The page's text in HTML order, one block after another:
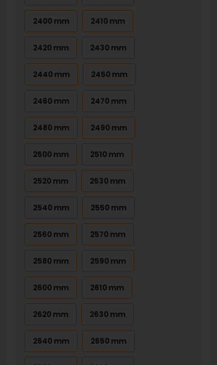
2400 mm 2410 mm
2420 mm 2430 mm
2440 mm 2450 mm
2460 mm 2470 mm
2480 mm 2490 mm
2500 mm 2510 mm
2520 mm 2530 mm
2540 mm 2550 mm
2560 mm 2570 mm
2580 mm 2590 mm
2600 mm 2610 mm
2620 mm 2630 mm
2640 mm 2650 mm